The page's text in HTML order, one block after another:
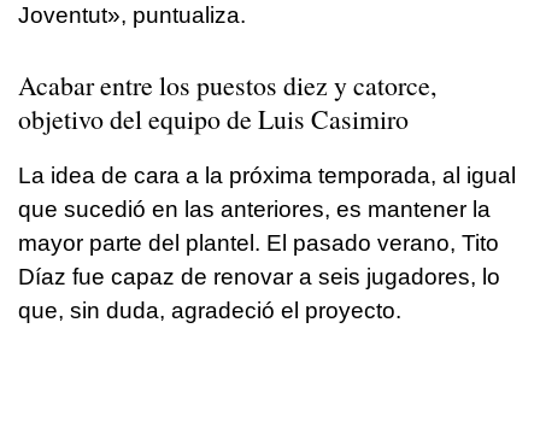
Joventut», puntualiza.
Acabar entre los puestos diez y catorce,
objetivo del equipo de Luis Casimiro
La idea de cara a la próxima temporada, al igual
que sucedió en las anteriores, es mantener la
mayor parte del plantel. El pasado verano, Tito
Díaz fue capaz de renovar a seis jugadores, lo
que, sin duda, agradeció el proyecto.